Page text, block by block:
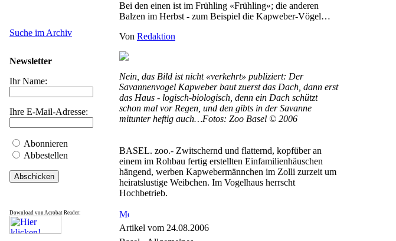
Suche im Archiv
Newsletter
Ihr Name:
Ihre E-Mail-Adresse:
Abonnieren
Abbestellen
Download von Acrobat Reader:
Bei den einen ist im Frühling «Frühling»; die anderen
Balzen im Herbst - zum Beispiel die Kapweber-Vögel…
Von Redaktion
Nein, das Bild ist nicht «verkehrt» publiziert: Der
Savannenvogel Kapweber baut zuerst das Dach, dann erst
das Haus - logisch-biologisch, denn ein Dach schützt
schon mal vor Regen, und den gibts in der Savanne
mitunter heftig auch…Fotos: Zoo Basel © 2006
BASEL. zoo.- Zwitschernd und flatternd, kopfüber an
einem im Rohbau fertig erstellten Einfamilienhäuschen
hängend, werben Kapwebermännchen im Zolli zurzeit um
heiratslustige Weibchen. Im Vogelhaus herrscht
Hochbetrieb.
Artikel vom 24.08.2006